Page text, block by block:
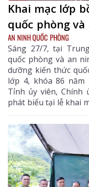
Khai mạc lớp
quốc phòng
AN NINH QUỐC PHÒNG
Sáng 27/7, tại
quốc phòng và an
dưỡng kiến thức
lớp 4, khóa 86
Tỉnh ủy viên, Chính
phát biểu tại lễ khai